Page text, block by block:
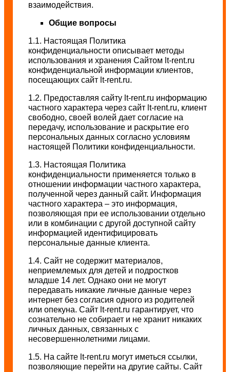
взаимодействия.
Общие вопросы
1.1. Настоящая Политика
конфиденциальности описывает методы
использования и хранения Сайтом lt-rent.ru
конфиденциальной информации клиентов,
посещающих сайт lt-rent.ru.
1.2. Предоставляя сайту lt-rent.ru информацию
частного характера через сайт lt-rent.ru, клиент
свободно, своей волей дает согласие на
передачу, использование и раскрытие его
персональных данных согласно условиям
настоящей Политики конфиденциальности.
1.3. Настоящая Политика
конфиденциальности применяется только в
отношении информации частного характера,
полученной через данный сайт. Информация
частного характера – это информация,
позволяющая при ее использовании отдельно
или в комбинации с другой доступной сайту
информацией идентифицировать
персональные данные клиента.
1.4. Сайт не содержит материалов,
неприемлемых для детей и подростков
младше 14 лет. Однако они не могут
передавать никакие личные данные через
интернет без согласия одного из родителей
или опекуна. Сайт lt-rent.ru гарантирует, что
сознательно не собирает и не хранит никаких
личных данных, связанных с
несовершеннолетними лицами.
1.5. На сайте lt-rent.ru могут иметься ссылки,
позволяющие перейти на другие сайты. Сайт